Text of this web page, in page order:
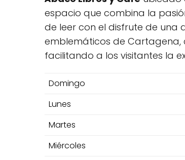
espacio que combina la
de leer con el disfrute de una
emblemáticos de Cartagena,
facilitando a los visitantes la
Domingo
Lunes
Martes
Miércoles